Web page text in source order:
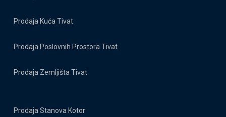
Prodaja Kuća Tivat
Prodaja Poslovnih Prostora Tivat
Prodaja Zemljišta Tivat
Prodaja Stanova Kotor